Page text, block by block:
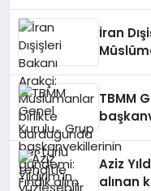
İran
TBMM
Türkiye”
Aziz
alınan